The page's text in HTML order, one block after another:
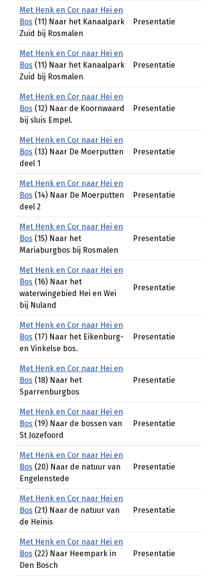
Met Henk en Cor naar Hei en
Bos (11) Naar het Kanaalpark
Zuid bij Rosmalen
Presentatie
Met Henk en Cor naar Hei en
Bos (11) Naar het Kanaalpark
Zuid bij Rosmalen
Presentatie
Met Henk en Cor naar Hei en
Bos (12) Naar de Koornwaard
bij sluis Empel.
Presentatie
Met Henk en Cor naar Hei en
Bos (13) Naar De Moerputten
deel 1
Presentatie
Met Henk en Cor naar Hei en
Bos (14) Naar De Moerputten
deel 2
Presentatie
Met Henk en Cor naar Hei en
Bos (15) Naar het
Mariaburgbos bij Rosmalen
Presentatie
Met Henk en Cor naar Hei en
Bos (16) Naar het
waterwingebied Hei en Wei
bij Nuland
Presentatie
Met Henk en Cor naar Hei en
Bos (17) Naar het Eikenburg-
en Vinkelse bos.
Presentatie
Met Henk en Cor naar Hei en
Bos (18) Naar het
Sparrenburgbos
Presentatie
Met Henk en Cor naar Hei en
Bos (19) Naar de bossen van
St Jozefoord
Presentatie
Met Henk en Cor naar Hei en
Bos (20) Naar de natuur van
Engelenstede
Presentatie
Met Henk en Cor naar Hei en
Bos (21) Naar de natuur van
de Heinis
Presentatie
Met Henk en Cor naar Hei en
Bos (22) Naar Heempark in
Den Bosch
Presentatie